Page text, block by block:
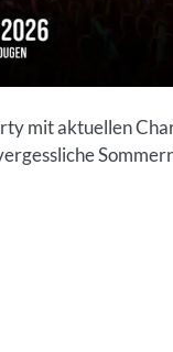
mit aktuellen